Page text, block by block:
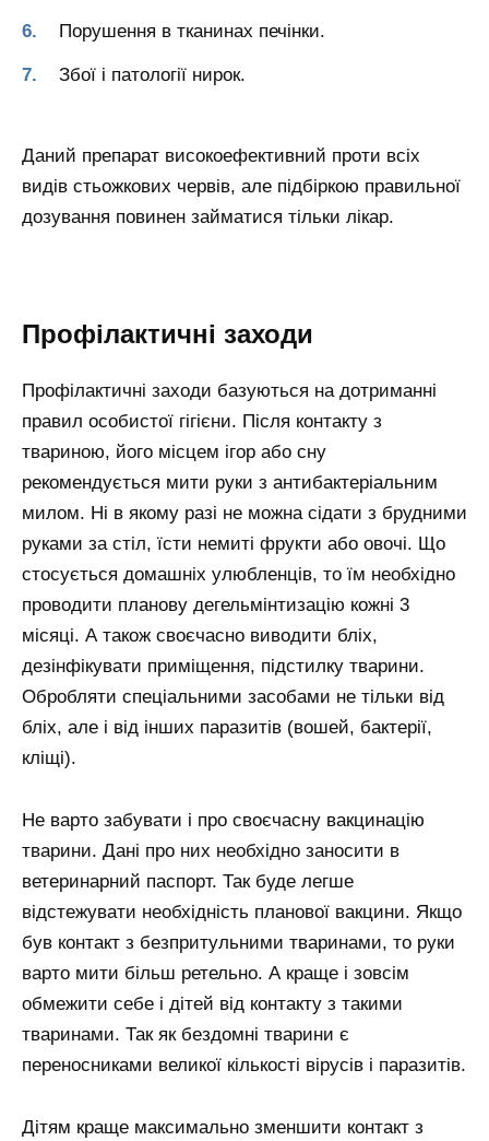
Порушення в тканинах печінки.
Збої і патології нирок.
Даний препарат високоефективний проти всіх
видів стьожкових червів, але підбіркою правильної
дозування повинен займатися тільки лікар.
Профілактичні заходи
Профілактичні заходи базуються на дотриманні
правил особистої гігієни. Після контакту з
твариною, його місцем ігор або сну
рекомендується мити руки з антибактеріальним
милом. Ні в якому разі не можна сідати з брудними
руками за стіл, їсти немиті фрукти або овочі. Що
стосується домашніх улюбленців, то їм необхідно
проводити планову дегельмінтизацію кожні 3
місяці. А також своєчасно виводити бліх,
дезінфікувати приміщення, підстилку тварини.
Обробляти спеціальними засобами не тільки від
бліх, але і від інших паразитів (вошей, бактерії,
кліщі).
Не варто забувати і про своєчасну вакцинацію
тварини. Дані про них необхідно заносити в
ветеринарний паспорт. Так буде легше
відстежувати необхідність планової вакцини. Якщо
був контакт з безпритульними тваринами, то руки
варто мити більш ретельно. А краще і зовсім
обмежити себе і дітей від контакту з такими
тваринами. Так як бездомні тварини є
переносниками великої кількості вірусів і паразитів.
Дітям краще максимально зменшити контакт з